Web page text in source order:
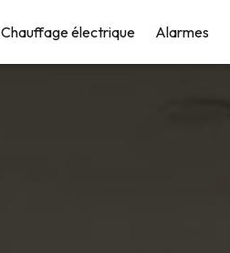
Chauffage électrique Alarmes